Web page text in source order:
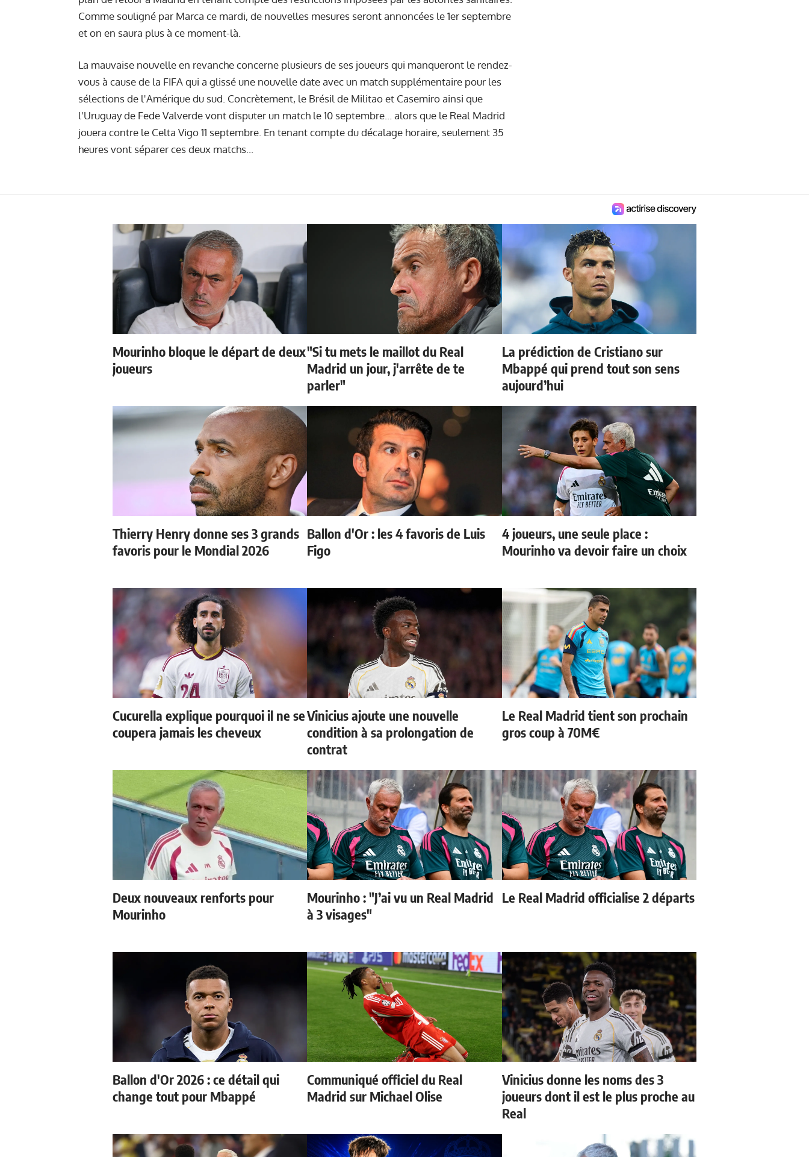
Comme souligné par Marca ce mardi, de nouvelles mesures seront annoncées le 1er septembre
et on en saura plus à ce moment-là.
La mauvaise nouvelle en revanche concerne plusieurs de ses joueurs qui manqueront le rendez-
vous à cause de la FIFA qui a glissé une nouvelle date avec un match supplémentaire pour les
sélections de l'Amérique du sud. Concrètement, le Brésil de Militao et Casemiro ainsi que
l'Uruguay de Fede Valverde vont disputer un match le 10 septembre... alors que le Real Madrid
jouera contre le Celta Vigo 11 septembre. En tenant compte du décalage horaire, seulement 35
heures vont séparer ces deux matchs...
Mourinho bloque le départ de deux
joueurs
"Si tu mets le maillot du Real
Madrid un jour, j'arrête de te
parler"
La prédiction de Cristiano sur
Mbappé qui prend tout son sens
aujourd’hui
Thierry Henry donne ses 3 grands
favoris pour le Mondial 2026
Ballon d'Or : les 4 favoris de Luis
Figo
4 joueurs, une seule place :
Mourinho va devoir faire un choix
Cucurella explique pourquoi il ne se
coupera jamais les cheveux
Vinicius ajoute une nouvelle
condition à sa prolongation de
contrat
Le Real Madrid tient son prochain
gros coup à 70M€
Deux nouveaux renforts pour
Mourinho
Mourinho : "J’ai vu un Real Madrid
à 3 visages"
Le Real Madrid officialise 2 départs
Ballon d'Or 2026 : ce détail qui
change tout pour Mbappé
Communiqué officiel du Real
Madrid sur Michael Olise
Vinicius donne les noms des 3
joueurs dont il est le plus proche au
Real